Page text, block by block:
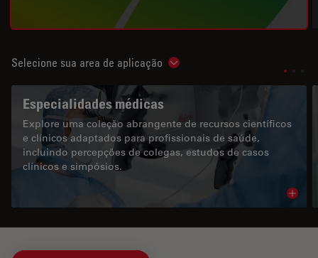
Selecione sua area de aplicação Show subnavigation
Especialidades médicas
Explore uma coleção abrangente de recursos científicos
e clínicos adaptados para profissionais de saúde,
incluindo percepções de colegas, estudos de casos
clínicos e simpósios.